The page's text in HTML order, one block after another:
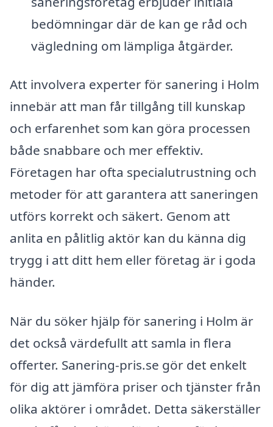
bedömningar där de kan ge råd och
vägledning om lämpliga åtgärder.
Att involvera experter för sanering i Holm
innebär att man får tillgång till kunskap
och erfarenhet som kan göra processen
både snabbare och mer effektiv.
Företagen har ofta specialutrustning och
metoder för att garantera att saneringen
utförs korrekt och säkert. Genom att
anlita en pålitlig aktör kan du känna dig
trygg i att ditt hem eller företag är i goda
händer.
När du söker hjälp för sanering i Holm är
det också värdefullt att samla in flera
offerter. Sanering-pris.se gör det enkelt
för dig att jämföra priser och tjänster från
olika aktörer i området. Detta säkerställer